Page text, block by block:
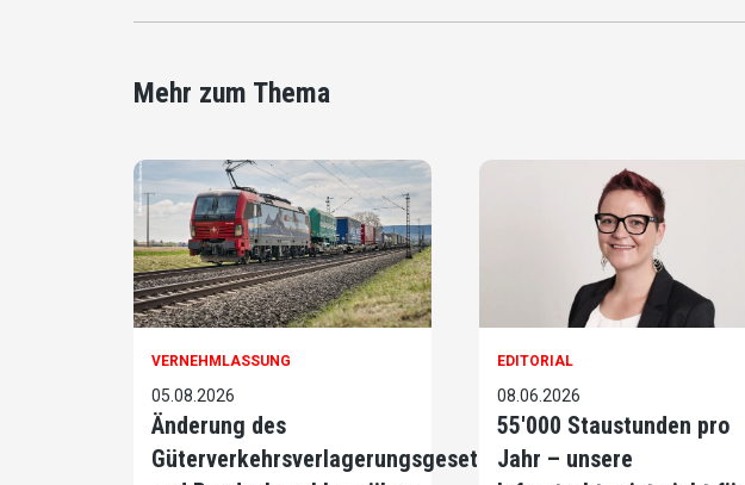
Mehr zum Thema
VERNEHMLASSUNG
05.08.2026
Änderung des
Güterverkehrsverlagerungsgesetzes
EDITORIAL
08.06.2026
55'000 Staustunden pro
Jahr – unsere